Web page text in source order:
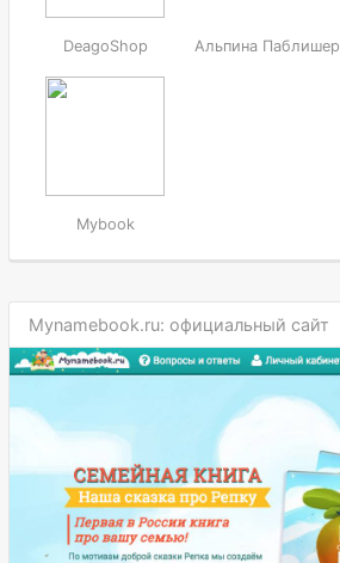
DeagoShop Альпина Паблишер
Mybook
Mynamebook.ru: официальный сайт